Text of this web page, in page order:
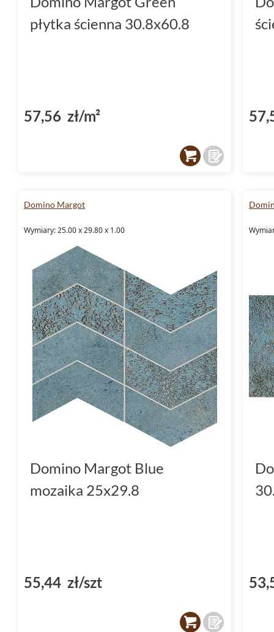
kolorze, ta kolekcja sprawi, że Twoje
również funkcjonalne i trwałe. Ciesz się
płytka ścienna 30.8x60.8
57,56 zł/m²
Domino Margot
Wymiary: 25.00 x 29.80 x 1.00
Domino Margot Blue
mozaika 25x29.8
55,44 zł/szt